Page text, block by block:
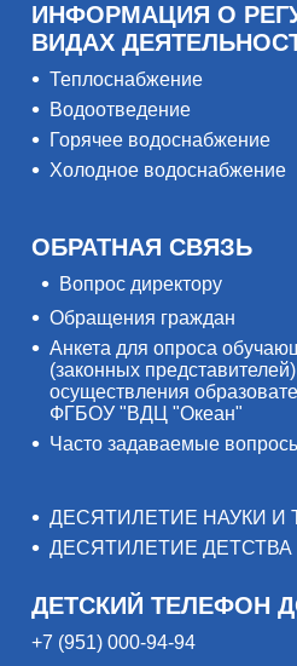
ИНФОРМАЦИЯ О
ВИДАХ
Теплоснабжение
Водоотведение
Горячее водоснабжение
Холодное водоснабжение
ОБРАТНАЯ СВЯЗЬ
Вопрос директору
Обращения граждан
Анкета для опроса
(законных
осуществления
ФГБОУ "ВДЦ "Океан"
Часто задаваемые
ДЕСЯТИЛЕТИЕ НАУКИ И
ДЕСЯТИЛЕТИЕ ДЕТСТВА
ДЕТСКИЙ ТЕЛЕФОН
+7 (951) 000-94-94